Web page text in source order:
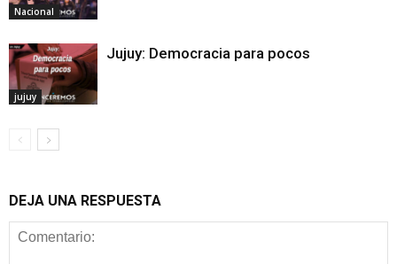
Nacional
jujuy
Jujuy: Democracia para pocos
DEJA UNA RESPUESTA